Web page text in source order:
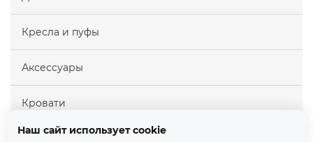
Кресла и пуфы
Аксессуары
Кровати
Наш сайт использует cookie